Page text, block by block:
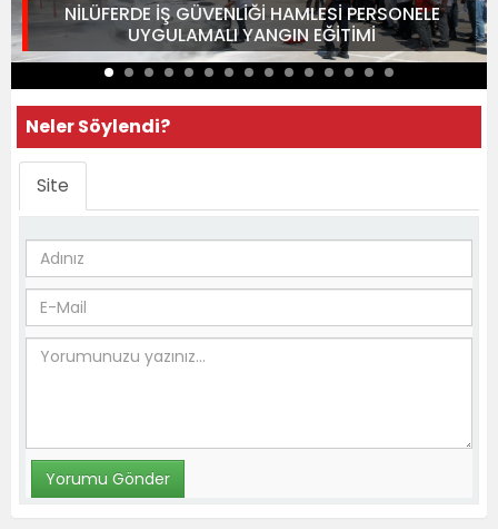
NİLÜFERDE İŞ GÜVENLİĞİ HAMLESİ PERSONELE
UYGULAMALI YANGIN EĞİTİMİ
Neler Söylendi?
Site